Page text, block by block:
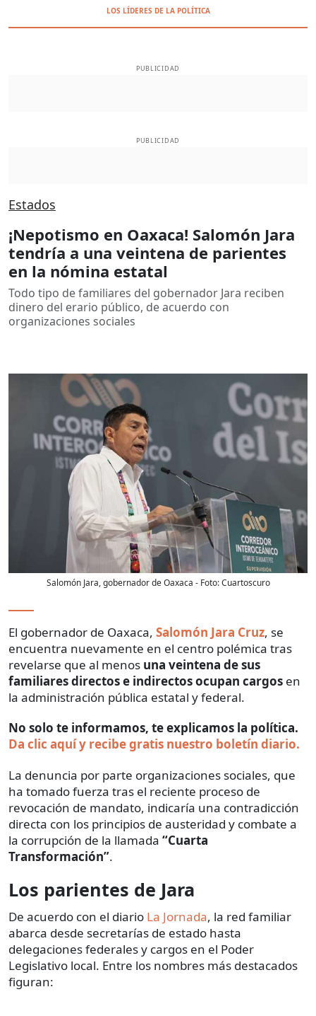
LOS LÍDERES DE LA POLÍTICA
PUBLICIDAD
PUBLICIDAD
Estados
¡Nepotismo en Oaxaca! Salomón Jara
tendría a una veintena de parientes
en la nómina estatal
Todo tipo de familiares del gobernador Jara reciben
dinero del erario público, de acuerdo con
organizaciones sociales
Salomón Jara, gobernador de Oaxaca - Foto:Cuartoscuro
El gobernador de Oaxaca, Salomón Jara Cruz, se
encuentra nuevamente en el centro polémica tras
revelarse que al menos una veintena de sus
familiares directos e indirectos ocupan cargos en
la administración pública estatal y federal.
No solo te informamos, te explicamos la política.
Da clic aquí y recibe gratis nuestro boletín diario.
La denuncia por parte organizaciones sociales, que
ha tomado fuerza tras el reciente proceso de
revocación de mandato, indicaría una contradicción
directa con los principios de austeridad y combate a
la corrupción de la llamada “Cuarta
Transformación”.
Los parientes de Jara
De acuerdo con el diario La Jornada, la red familiar
abarca desde secretarías de estado hasta
delegaciones federales y cargos en el Poder
Legislativo local. Entre los nombres más destacados
figuran: